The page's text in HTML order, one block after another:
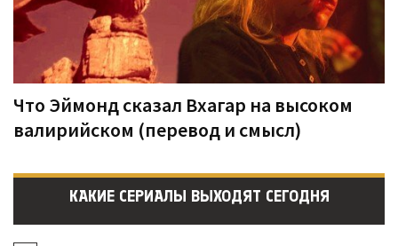
Что Эймонд сказал Вхагар на высоком
валирийском (перевод и смысл)
КАКИЕ СЕРИАЛЫ ВЫХОДЯТ СЕГОДНЯ